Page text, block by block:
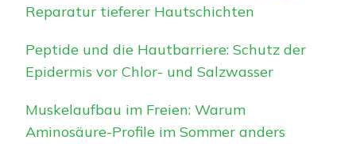
Reparatur tieferer Hautschichten
Peptide und die Hautbarriere: Schutz der
Epidermis vor Chlor- und Salzwasser
Muskelaufbau im Freien: Warum
Aminosäure-Profile im Sommer anders